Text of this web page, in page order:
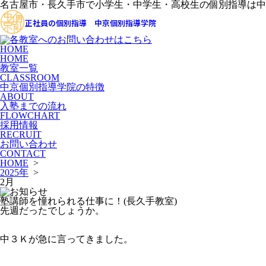
名古屋市・長久手市で小学生・中学生・高校生の個別指導は中
正社員の個別指導 中京個別指導学院
HOME
HOME
教室一覧
CLASSROOM
中京個別指導学院の特徴
ABOUT
入塾までの流れ
FLOWCHART
採用情報
RECRUIT
お問い合わせ
CONTACT
HOME >
2025年 >
2月
塾講師を憧れられる仕事に！(長久手教室)
先週だったでしょうか。
中３Ｋが急に言ってきました。